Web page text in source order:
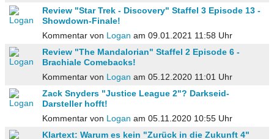
Review "Star Trek - Discovery" Staffel 3 Episode 13 -
Showdown-Finale!
Kommentar von Logan am 09.01.2021 11:58 Uhr
Review "The Mandalorian" Staffel 2 Episode 6 -
Brachiale Comebacks!
Kommentar von Logan am 05.12.2020 11:01 Uhr
Zack Snyders "Justice League 2"? Darkseid-
Darsteller hofft!
Kommentar von Logan am 05.11.2020 10:55 Uhr
Klartext: Warum es kein "Zurück in die Zukunft 4"